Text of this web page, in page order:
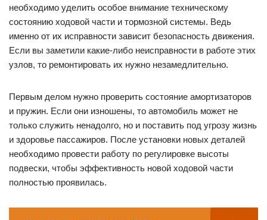
необходимо уделить особое внимание техническому
состоянию ходовой части и тормозной системы. Ведь
именно от их исправности зависит безопасность движения.
Если вы заметили какие-либо неисправности в работе этих
узлов, то ремонтировать их нужно незамедлительно.
Первым делом нужно проверить состояние амортизаторов
и пружин. Если они изношены, то автомобиль может не
только служить ненадолго, но и поставить под угрозу жизнь
и здоровье пассажиров. После установки новых деталей
необходимо провести работу по регулировке высоты
подвески, чтобы эффективность новой ходовой части
полностью проявилась.